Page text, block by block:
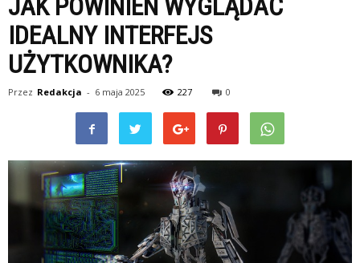
JAK POWINIEN WYGLĄDAĆ
IDEALNY INTERFEJS
UŻYTKOWNIKA?
Przez Redakcja - 6 maja 2025 227 0